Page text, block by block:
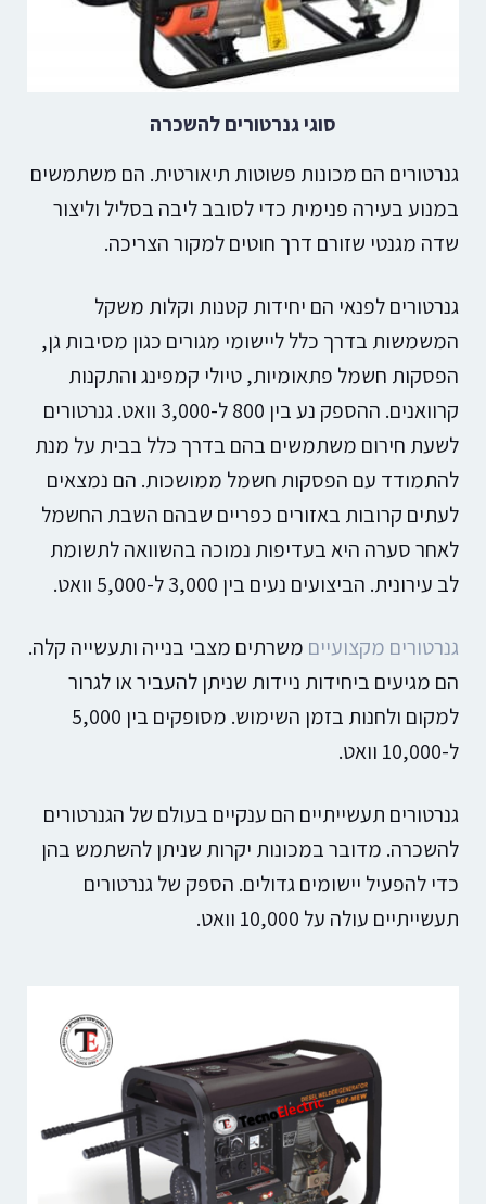
סוגי גנרטורים להשכרה
גנרטורים הם מכונות פשוטות תיאורטית. הם משתמשים
במנוע בעירה פנימית כדי לסובב ליבה בסליל וליצור
שדה מגנטי שזורם דרך חוטים למקור הצריכה.
גנרטורים לפנאי הם יחידות קטנות וקלות משקל
המשמשות בדרך כלל ליישומי מגורים כגון מסיבות גן,
הפסקות חשמל פתאומיות, טיולי קמפינג והתקנות
קרוואנים. ההספק נע בין 800 ל-3,000 וואט. גנרטורים
לשעת חירום משתמשים בהם בדרך כלל בבית על מנת
להתמודד עם הפסקות חשמל ממושכות. הם נמצאים
לעתים קרובות באזורים כפריים שבהם השבת החשמל
לאחר סערה היא בעדיפות נמוכה בהשוואה לתשומת
לב עירונית. הביצועים נעים בין 3,000 ל-5,000 וואט.
גנרטורים מקצועיים משרתים מצבי בנייה ותעשייה קלה.
הם מגיעים ביחידות ניידות שניתן להעביר או לגרור
למקום ולחנות בזמן השימוש. מסופקים בין 5,000
ל-10,000 וואט.
גנרטורים תעשייתיים הם ענקיים בעולם של הגנרטורים
להשכרה. מדובר במכונות יקרות שניתן להשתמש בהן
כדי להפעיל יישומים גדולים. הספק של גנרטורים
תעשייתיים עולה על 10,000 וואט.